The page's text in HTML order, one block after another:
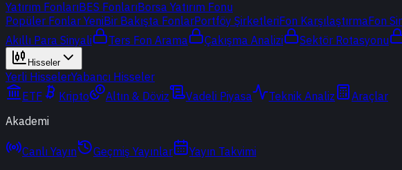
Yatırım FonlarıBES FonlarıBorsa Yatırım Fonu
Popüler Fonlar YeniBir Bakışta FonlarPortföy ŞirketleriFon KarşılaştırmaFon
Akıllı Para Sinyali
Ters Fon Arama Çakışma Analizi Sektör Rotasyonu
Hisseler
Yerli HisselerYabancı Hisseler
ETF
Kripto Altın & Döviz Vadeli Piyasa Teknik Analiz
Araçlar
Akademi
Canlı Yayın Geçmiş Yayınlar
Yayın Takvimi